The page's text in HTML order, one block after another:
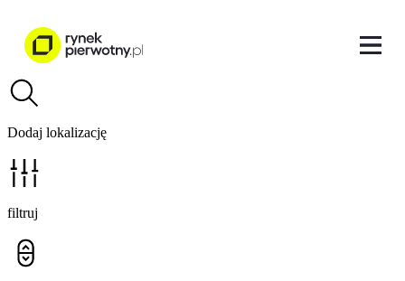
Dodaj lokalizację
filtruj